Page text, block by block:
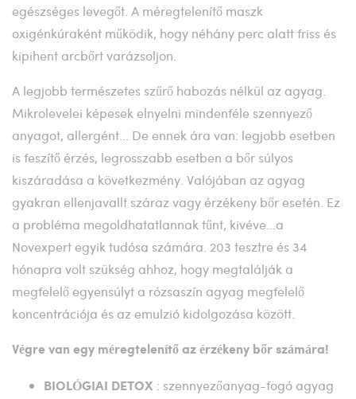
egészséges levegőt. A méregtelenítő maszk
oxigénkúraként működik, hogy néhány perc alatt friss és
kipihent arcbőrt varázsoljon.
A legjobb természetes szűrő habozás nélkül az agyag.
Mikrolevelei képesek elnyelni mindenféle szennyező
anyagot, allergént... De ennek ára van: legjobb esetben
is feszítő érzés, legrosszabb esetben a bőr súlyos
kiszáradása a következmény. Valójában az agyag
gyakran ellenjavallt száraz vagy érzékeny bőr esetén. Ez
a probléma megoldhatatlannak tűnt, kivéve...a
Novexpert egyik tudósa számára. 203 tesztre és 34
hónapra volt szükség ahhoz, hogy megtalálják a
megfelelő egyensúlyt a rózsaszín agyag megfelelő
koncentrációja és az emulzió kidolgozása között.
Végre van egy méregtelenítő az érzékeny bőr számára!
BIOLÓGIAI DETOX : szennyezőanyag-fogó agyag